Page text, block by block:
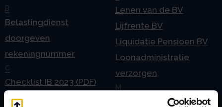
B
Belastingdienst
doorgeven
rekeningnummer
C
Checklist IB 2023 (PDF)
Checklist IB 2023 (Word)
Lenen van de BV
Lijfrente BV
Liquidatie Pensioen BV
Loonadministratie
verzorgen
M
Mogelijkheden